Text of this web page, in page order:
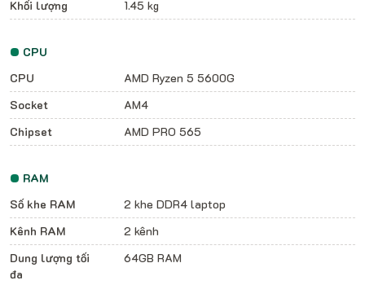
Khối lượng 1.45 kg
CPU
CPU
AMD Ryzen 5 5600G
Socket
AM4
Chipset
AMD PRO 565
RAM
Số khe RAM
2 khe DDR4 laptop
Kênh RAM
2 kênh
Dung lượng tối
đa
64GB RAM